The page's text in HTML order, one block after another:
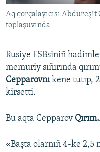
QOŞULIÑIZ!
RFE/RS bütün saytları
Aq qorçalayıcısı
toplaşuvında
Rusiye FSBsiniñ
memuriy sıñırında
Cepparovnıkene tutıp,
kirsetti.
Bu aqta Cepparov
«Başta olarnıñ 4-ke 2,5